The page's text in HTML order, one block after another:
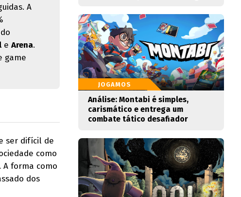
A
e Arena.
game
ser difícil de
como
forma como
dos
JOGAMOS
Análise: Montabi é simples,
carismático e entrega um
combate tático desafiador